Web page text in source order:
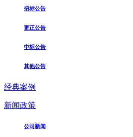
招标公告
更正公告
中标公告
其他公告
经典案例
新闻政策
公司新闻